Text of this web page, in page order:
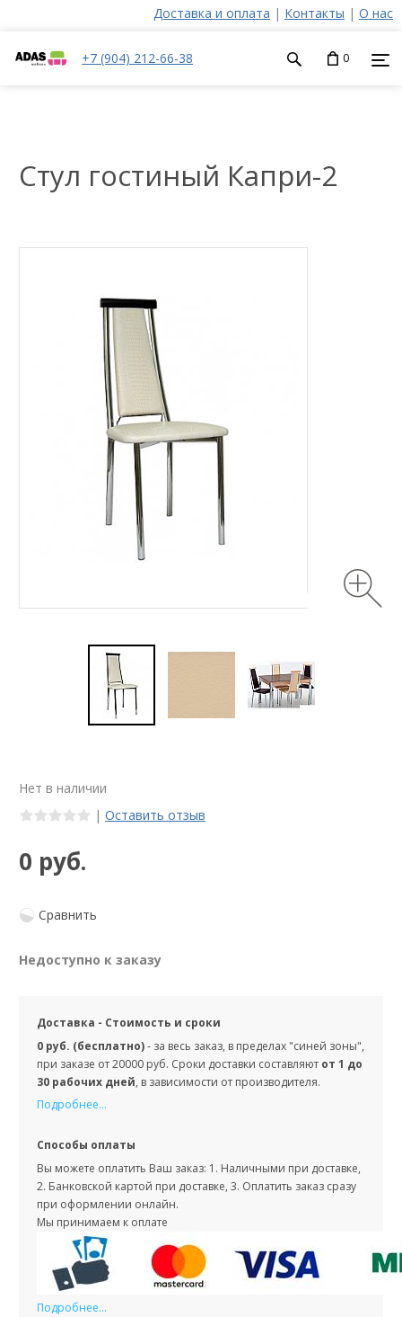
Доставка и оплата | Контакты | О нас
+7 (904) 212-66-38 0
Стул гостиный Капри-2
Нет в наличии
| Оставить отзыв
0 руб.
Сравнить
Недоступно к заказу
Доставка - Стоимость и сроки
0 руб. (бесплатно)- за весь заказ, в пределах "синей зоны",
при заказе от 20000 руб. Сроки доставки составляют от 1 до
30 рабочих дней, в зависимости от производителя.
Подробнее...
Способы оплаты
Вы можете оплатить Ваш заказ: 1. Наличными при доставке,
2. Банковской картой при доставке, 3. Оплатить заказ сразу
при оформлении онлайн.
Мы принимаем к оплате
Подробнее...